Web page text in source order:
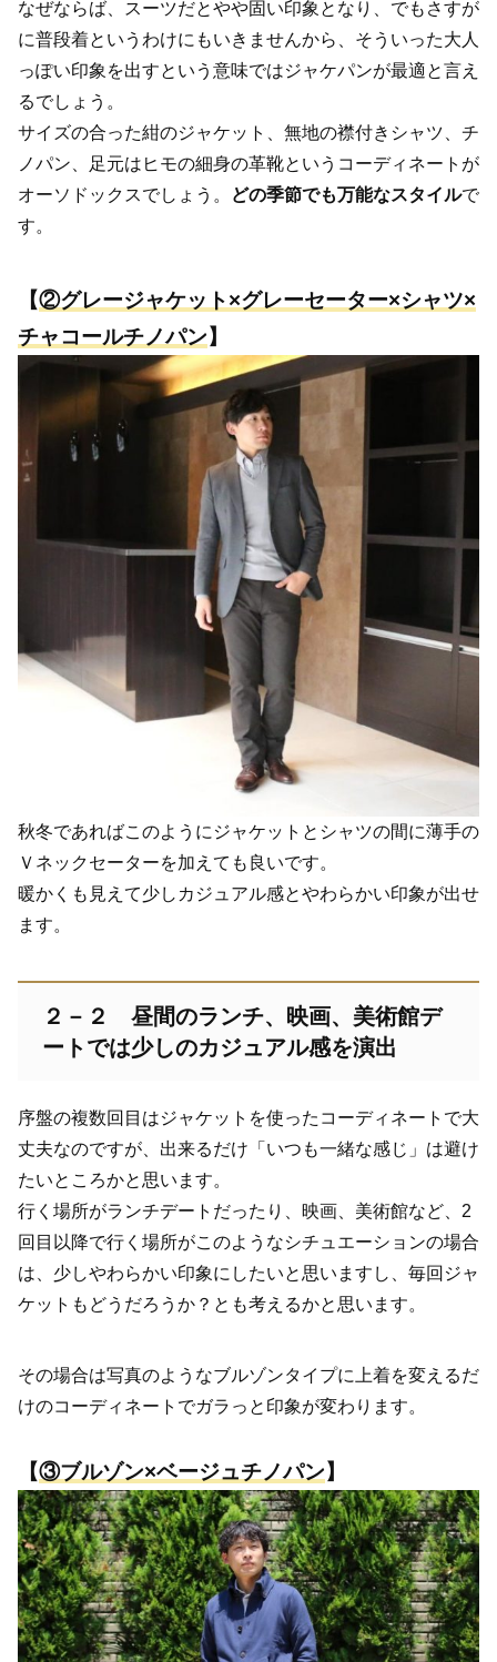
なぜならば、スーツだとやや固い印象となり、でもさすが
に普段着というわけにもいきませんから、そういった大人
っぽい印象を出すという意味ではジャケパンが最適と言え
るでしょう。
サイズの合った紺のジャケット、無地の襟付きシャツ、チ
ノパン、足元はヒモの細身の革靴というコーディネートが
オーソドックスでしょう。
どの季節でも万能なスタイルで
す。
【②グレージャケット×グレーセーター×シャツ×
チャコールチノパン】
秋冬であればこのようにジャケットとシャツの間に薄手の
Ｖネックセーターを加えても良いです。
暖かくも見えて少しカジュアル感とやわらかい印象が出せ
ます。
２－２ 昼間のランチ、映画、美術館デ
ートでは少しのカジュアル感を演出
序盤の複数回目はジャケットを使ったコーディネートで大
丈夫なのですが、出来るだけ「いつも一緒な感じ」は避け
たいところかと思います。
行く場所がランチデートだったり、映画、美術館など、2
回目以降で行く場所がこのようなシチュエーションの場合
は、少しやわらかい印象にしたいと思いますし、毎回ジャ
ケットもどうだろうか？とも考えるかと思います。
その場合は写真のようなブルゾンタイプに上着を変えるだ
けのコーディネートでガラっと印象が変わります。
【③ブルゾン×ベージュチノパン】